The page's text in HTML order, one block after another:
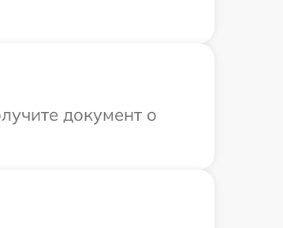
документ о